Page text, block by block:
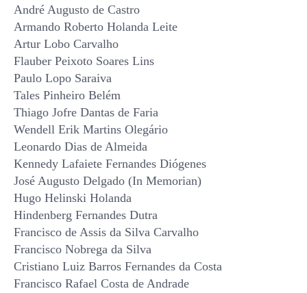
André Augusto de Castro
Armando Roberto Holanda Leite
Artur Lobo Carvalho
Flauber Peixoto Soares Lins
Paulo Lopo Saraiva
Tales Pinheiro Belém
Thiago Jofre Dantas de Faria
Wendell Erik Martins Olegário
Leonardo Dias de Almeida
Kennedy Lafaiete Fernandes Diógenes
José Augusto Delgado (In Memorian)
Hugo Helinski Holanda
Hindenberg Fernandes Dutra
Francisco de Assis da Silva Carvalho
Francisco Nobrega da Silva
Cristiano Luiz Barros Fernandes da Costa
Francisco Rafael Costa de Andrade